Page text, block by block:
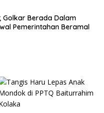
Golkar Berada Dalam
Pemerintahan Beramal